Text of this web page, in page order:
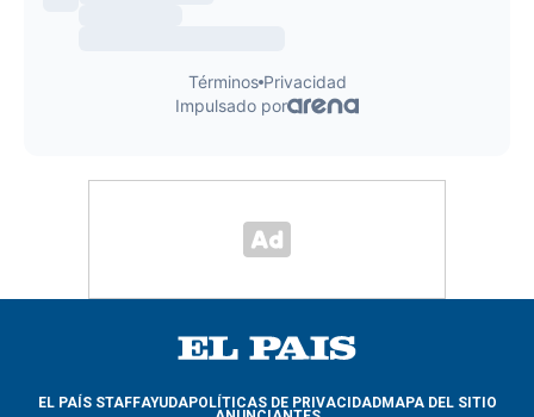
EL PAÍS STAFFAYUDAPOLÍTICAS DE PRIVACIDADMAPA DEL SITIO